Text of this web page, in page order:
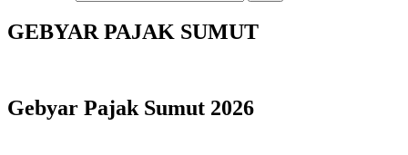
GEBYAR PAJAK SUMUT
Gebyar Pajak Sumut 2026